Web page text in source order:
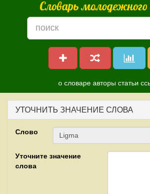
Словарь молодежного
о словаре авторы статьи
УТОЧНИТЬ ЗНАЧЕНИЕ СЛОВА
Слово
Уточните значение
слова